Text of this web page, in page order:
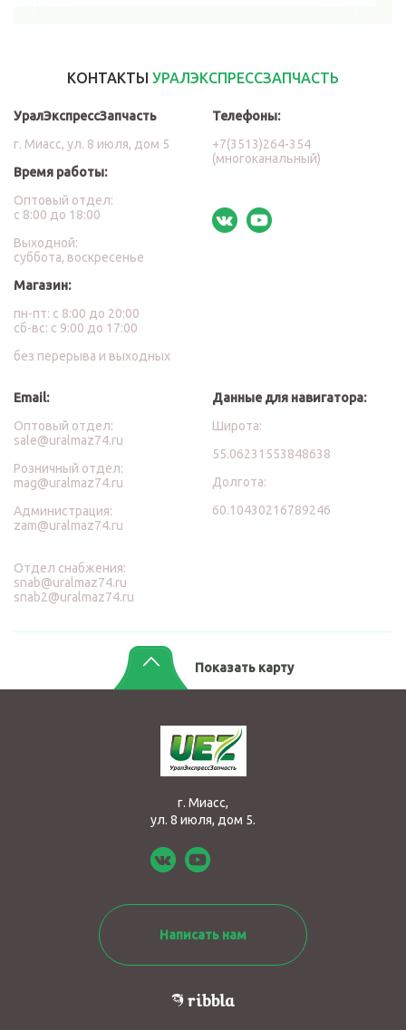
КОНТАКТЫ УРАЛЭКСПРЕССЗАПЧАСТЬ
УралЭкспрессЗапчасть
г. Миасс, ул. 8 июля, дом 5
Время работы:
Оптовый отдел:
с 8:00 до 18:00
Выходной:
суббота, воскресенье
Магазин:
пн-пт: с 8:00 до 20:00
сб-вс: с 9:00 до 17:00
без перерыва и выходных
Телефоны:
+7(3513)264-354
(многоканальный)
Email:
Оптовый отдел:
sale@uralmaz74.ru
Розничный отдел:
mag@uralmaz74.ru
Администрация:
zam@uralmaz74.ru
Отдел снабжения:
snab@uralmaz74.ru
snab2@uralmaz74.ru
Данные для навигатора:
Широта:
55.06231553848638
Долгота:
60.10430216789246
Показать карту
г. Миасс,
ул. 8 июля, дом 5.
Написать нам